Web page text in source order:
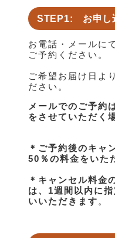
STEP1: お申し
お電話・メールに
ご予約ください。
ご希望お届け日よ
ださい。
メールでのご予約
をさせていただく
＊ご予約後のキャ
50％の料金をいた
＊キャンセル料金
は、1週間以内に
いいただきます 。